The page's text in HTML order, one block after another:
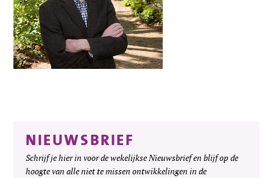
NIEUWSBRIEF
Schrijf je hier in voor de wekelijkse Nieuwsbrief en blijf op de
hoogte van alle niet te missen ontwikkelingen in de